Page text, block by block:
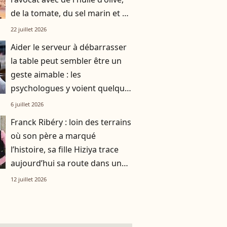
de la tomate, du sel marin et un
smoothie"
22 juillet 2026
Aider le serveur à débarrasser
la table peut sembler être un
geste aimable : les
psychologues y voient quelque
chose de bien plus profond.
6 juillet 2026
Franck Ribéry : loin des terrains
où son père a marqué
l’histoire, sa fille Hiziya trace
aujourd’hui sa route dans un
tout autre univers
12 juillet 2026